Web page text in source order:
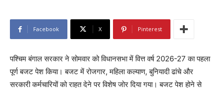
Facebook X Pinterest
पश्चिम बंगाल सरकार ने सोमवार को विधानसभा में वित्त वर्ष 2026-27 का पहला
पूर्ण बजट पेश किया। बजट में रोजगार, महिला कल्याण, बुनियादी ढांचे और
सरकारी कर्मचारियों को राहत देने पर विशेष जोर दिया गया। बजट पेश होने से